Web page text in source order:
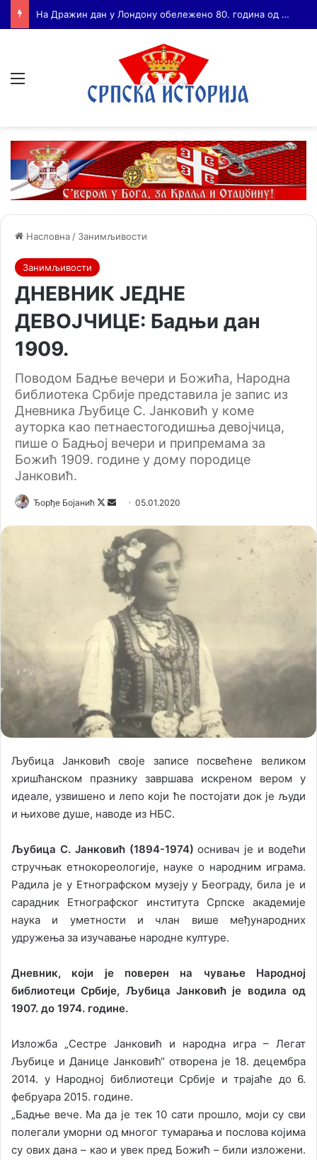
Бојанић: ВОЈА ТАНКОСИЋ – ЧОВЕК КОГА СУ СЕ ПЛАШИЛИ И ЖИВОГ И МРТВОГ, а нема ни споненик
Насловна / Занимљивости
Занимљивости
ДНЕВНИК ЈЕДНЕ
ДЕВОЈЧИЦЕ: Бадњи дан
1909.
Поводом Бадње вечери и Божића, Народна
библиотека Србиjе представила jе запис из
Дневника Љубице С. Jанковић у коме
ауторка као петнаестогодишња девоjчица,
пише о Бадњоj вечери и припремама за
Божић 1909. године у дому породице
Jанковић.
Ђорђе Бојанић
F
l
w
n
X
n
d
a
m
a
i
l
05.01.2020
Љубица Jанковић своjе записе посвећене великом
хришћанском празнику завршава искреном вером у
идеале, узвишено и лепо коjи ће постоjати док jе људи
и њихове душе, наводе из НБС.
Љубица С. Jанковић (1894-1974) оснивач jе и водећи
стручњак етнокореологиjе, науке о народним играма.
Радила jе у Eтнографском музеjу у Београду, била jе и
сарадник Eтнографског института Српске академиjе
наука и уметности и члан више међународних
удружења за изучавање народне културе.
Дневник, коjи jе поверен на чување Народноj
библиотеци Србиjе, Љубица Jанковић jе водила од
1907. до 1974. године.
Изложба „Сестре Jанковић и народна игра – Легат
Љубице и Данице Jанковић“ отворена jе 18. децембра
2014. у Народноj библиотеци Србиjе и траjаће до 6.
фебруара 2015. године.
„Бадње вече. Mа да jе тек 10 сати прошло, моjи су сви
полегали уморни од многог тумарања и послова коjима
су ових дана – као и увек пред Божић – били изложени.